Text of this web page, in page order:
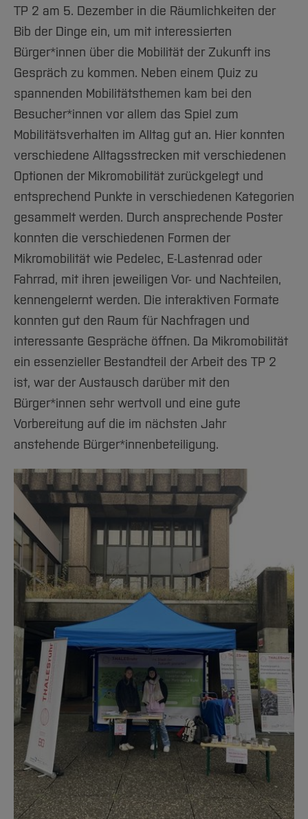
TP 2 am 5. Dezember in die Räumlichkeiten der
Bib der Dinge ein, um mit interessierten
Bürger*innen über die Mobilität der Zukunft ins
Gespräch zu kommen. Neben einem Quiz zu
spannenden Mobilitätsthemen kam bei den
Besucher*innen vor allem das Spiel zum
Mobilitätsverhalten im Alltag gut an. Hier konnten
verschiedene Alltagsstrecken mit verschiedenen
Optionen der Mikromobilität zurückgelegt und
entsprechend Punkte in verschiedenen Kategorien
gesammelt werden. Durch ansprechende Poster
konnten die verschiedenen Formen der
Mikromobilität wie Pedelec, E-Lastenrad oder
Fahrrad, mit ihren jeweiligen Vor- und Nachteilen,
kennengelernt werden. Die interaktiven Formate
konnten gut den Raum für Nachfragen und
interessante Gespräche öffnen. Da Mikromobilität
ein essenzieller Bestandteil der Arbeit des TP 2
ist, war der Austausch darüber mit den
Bürger*innen sehr wertvoll und eine gute
Vorbereitung auf die im nächsten Jahr
anstehende Bürger*innenbeteiligung.